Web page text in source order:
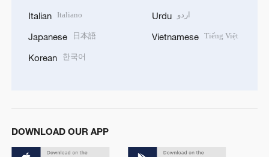
Italian Italiano
Japanese 日本語
Korean 한국어
Urdu اردو
Vietnamese Tiếng Việt
DOWNLOAD OUR APP